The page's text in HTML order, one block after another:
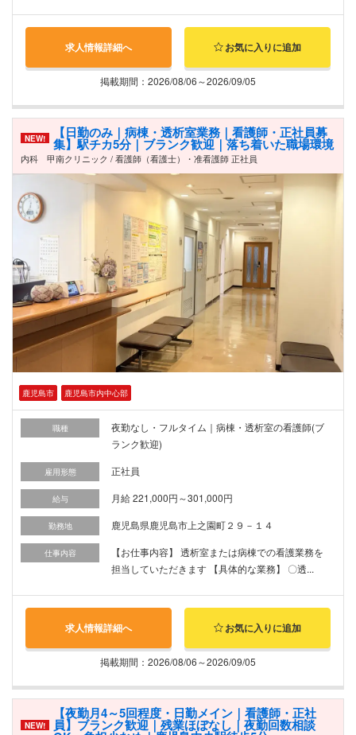
求人情報詳細へ お気に入りに追加
掲載期間：2026/08/06～2026/09/05
NEW! 【日勤のみ｜病棟・透析室業務｜看護師・正社員募
集】駅チカ5分｜ブランク歓迎｜落ち着いた職場環境
内科 甲南クリニック / 看護師（看護士）・准看護師 正社員
鹿児島市 鹿児島市内中心部
職種
夜勤なし・フルタイム｜病棟・透析室の看護師(ブ
ランク歓迎)
雇用形態 正社員
給与 月給 221,000円～301,000円
勤務地 鹿児島県鹿児島市上之園町２９－１４
仕事内容
【お仕事内容】 透析室または病棟での看護業務を
担当していただきます 【具体的な業務】 〇透...
求人情報詳細へ お気に入りに追加
掲載期間：2026/08/06～2026/09/05
NEW!
【夜勤月4～5回程度・日勤メイン｜看護師・正社
員】ブランク歓迎｜残業ほぼなし｜夜勤回数相談